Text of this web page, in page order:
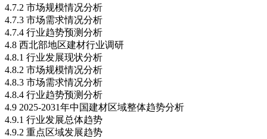
4.7.2 市场规模情况分析
4.7.3 市场需求情况分析
4.7.4 行业趋势预测分析
4.8 西北部地区建材行业调研
4.8.1 行业发展现状分析
4.8.2 市场规模情况分析
4.8.3 市场需求情况分析
4.8.4 行业趋势预测分析
4.9 2025-2031年中国建材区域整体趋势分析
4.9.1 行业发展总体趋势
4.9.2 重点区域发展趋势